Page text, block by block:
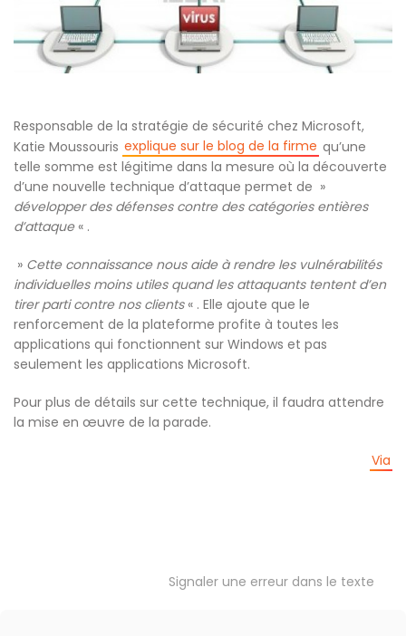
Responsable de la stratégie de sécurité chez Microsoft,
Katie Moussouris explique sur le blog de la firme qu’une
telle somme est légitime dans la mesure où la découverte
d’une nouvelle technique d’attaque permet de »
développer des défenses contre des catégories entières
d’attaque« .
» Cette connaissance nous aide à rendre les vulnérabilités
individuelles moins utiles quand les attaquants tentent d’en
tirer parti contre nos clients« . Elle ajoute que le
renforcement de la plateforme profite à toutes les
applications qui fonctionnent sur Windows et pas
seulement les applications Microsoft.
Pour plus de détails sur cette technique, il faudra attendre
la mise en œuvre de la parade.
Via
Signaler une erreur dans le texte